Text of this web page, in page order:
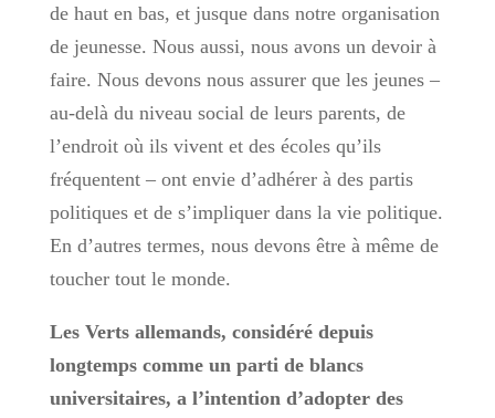
de haut en bas, et jusque dans notre organisation
de jeunesse. Nous aussi, nous avons un devoir à
faire. Nous devons nous assurer que les jeunes –
au-delà du niveau social de leurs parents, de
l’endroit où ils vivent et des écoles qu’ils
fréquentent – ont envie d’adhérer à des partis
politiques et de s’impliquer dans la vie politique.
En d’autres termes, nous devons être à même de
toucher tout le monde.
Les Verts allemands, considéré depuis
longtemps comme un parti de blancs
universitaires, a l’intention d’adopter des